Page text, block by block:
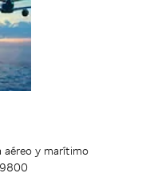
aéreo y marítimo